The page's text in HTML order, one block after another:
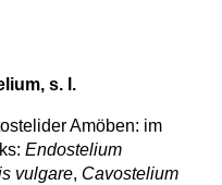
s. l.
Amöben: im
Endostelium
vulgare, Cavostelium